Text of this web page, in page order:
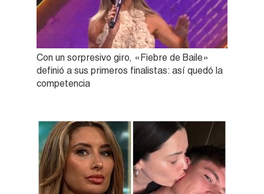
Con un sorpresivo giro, «Fiebre de Baile»
definió a sus primeros finalistas: así quedó la
competencia